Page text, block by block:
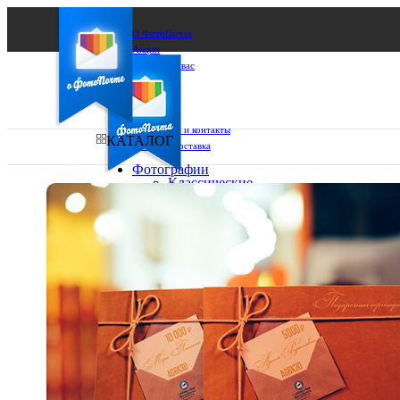
О ФотоПочте
Акции
Сделаем за вас
Бизнесу
FAQ
Франшиза
Поддержка и контакты
Оплата и доставка
Ваш регион доставки
Выберите из списка:
КАТАЛОГ
Фотографии
Классические
10х10
15х20
20х20
30х30
30х40
А4
Фото